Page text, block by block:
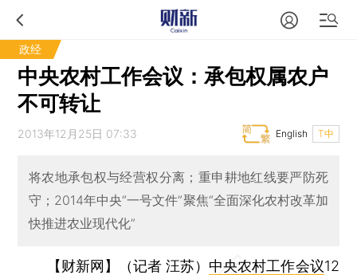
政经
中央农村工作会议：承包权属农户
不可转让
2013年12月25日 07:33 T中
English
将农地承包权与经营权分离；重申耕地红线要严防死
守；2014年中央“一号文件”聚焦“全面深化农村改革加
快推进农业现代化”
【财新网】（记者 汪苏） 中央农村工作会议12